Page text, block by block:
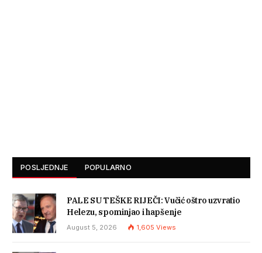
POSLJEDNJE POPULARNO
PALE SU TEŠKE RIJEČI: Vučić oštro uzvratio
Helezu, spominjao i hapšenje
August 5, 2026 1,605 Views